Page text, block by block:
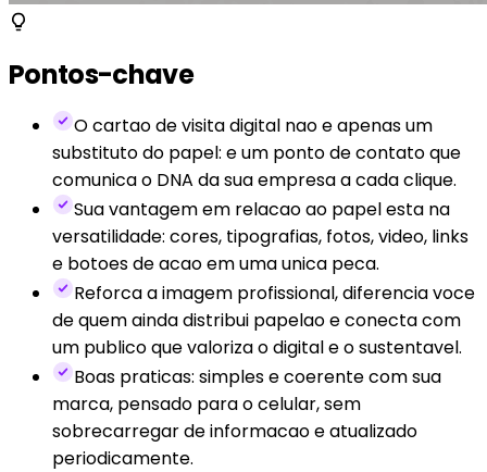
Pontos-chave
O cartao de visita digital nao e apenas um
substituto do papel: e um ponto de contato que
comunica o DNA da sua empresa a cada clique.
Sua vantagem em relacao ao papel esta na
versatilidade: cores, tipografias, fotos, video, links
e botoes de acao em uma unica peca.
Reforca a imagem profissional, diferencia voce
de quem ainda distribui papelao e conecta com
um publico que valoriza o digital e o sustentavel.
Boas praticas: simples e coerente com sua
marca, pensado para o celular, sem
sobrecarregar de informacao e atualizado
periodicamente.